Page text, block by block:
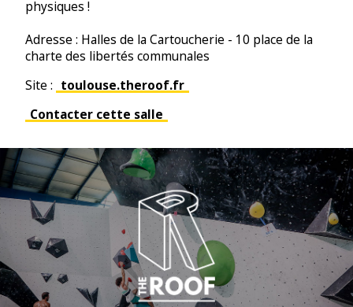
physiques !
Adresse : Halles de la Cartoucherie - 10 place de la
charte des libertés communales
Site : toulouse.theroof.fr
Contacter cette salle